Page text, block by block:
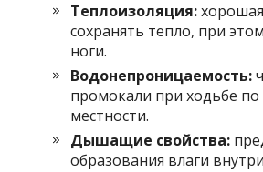
Теплоизоляция:
сохранять тепло, при
ноги.
Водонепроницаемость:
промокали при ходьбе по
местности.
Дышащие свойства:
образования влаги